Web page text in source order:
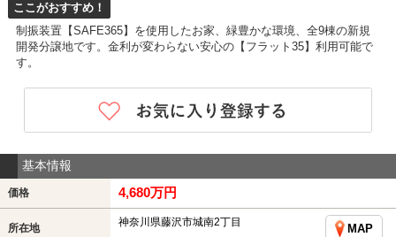
ここがおすすめ！
制振装置【SAFE365】を使用したお家、緑豊かな環境、全9棟の新規
開発分譲地です。金利が変わらない安心の【フラット35】利用可能で
す。
基本情報
価格 4,680万円
所在地 神奈川県藤沢市城南2丁目
MAP